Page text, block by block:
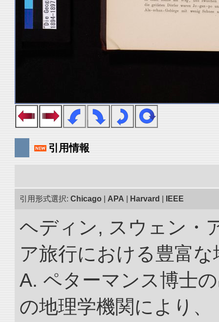
引用情報
引用形式選択: Chicago APA Harvard IEEE
ヘディン, スウェン・
ア旅行における豊富
A. ペターマンス博士
の地理学機関により